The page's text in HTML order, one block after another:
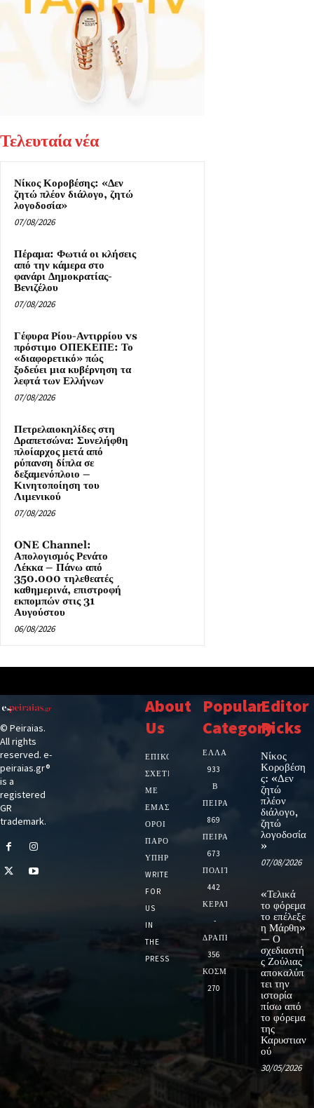
Τελευταία νέα
Νίκος Κοροβέσης: «Δεν
ζητώ πλέον διάλογο, ζητώ
λογοδοσία»
07/08/2026
Πέραμα: Φωτιά οι κλήσεις
από την κάμερα στο
φανάρι Δημοκρατίας-
Βενιζέλου
07/08/2026
Γέφυρα Ρίου-Αντιρρίου vs
πρόστιμο ΟΠΕΚΕΠΕ: Το
«διαφορετικό» πώς
ξοδεύει μια κυβέρνηση τα
λεφτά των Ελλήνων
07/08/2026
Πετρελαιοκηλίδες στη
Δραπετσώνα: Συνελήφθη
πλοίαρχος μετά από
ρύπανση δίπλα σε
δεξαμενόπλοιο –
Κινητοποίηση του
Λιμενικού
07/08/2026
ONE Channel:
Απολογισμός Ρενάτο
Λέκκα – Πάνω από
350.000 τηλεθεατές
καθημερινά, επιστροφή
εκπομπών στις 31
Αυγούστου
06/08/2026
© Peiraias.
All rights
reserved. e-
peiraias.gr®
is a
registered
GR
trademark.
About
Us
ΕΠΙΚΟΙΝΩΝΙΑ
ΣΧΕΤΙΚΆ
ΜΕ
ΕΜΆΣ
ΌΡΟΙ
ΠΑΡΟΧΉΣ
ΥΠΗΡΕΣΙΏΝ
WRITE
FOR
US
IN
THE
PRESS
Popular
Category
ΕΛΛΑΔΑ
933
Β
ΠΕΙΡΑΙΑ
869
ΠΕΙΡΑΙΑΣ
673
ΠΟΛΙΤΙΚΗ
442
ΚΕΡΑΤΣΙΝΙ
-
ΔΡΑΠΕΤΣΩΝΑ
356
ΚΟΣΜΟΣ
270
Editor
Picks
Νίκος
Κοροβέση
ς: «Δεν
ζητώ
πλέον
διάλογο,
ζητώ
λογοδοσία
»
07/08/2026
«Τελικά
το φόρεμα
το επέλεξε
η Μάρθη»
— Ο
σχεδιαστή
ς Ζούλιας
αποκαλύπ
τει την
ιστορία
πίσω από
το φόρεμα
της
Καρυστιαν
ού
30/05/2026